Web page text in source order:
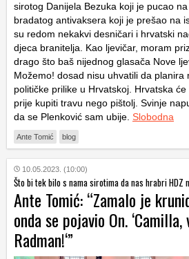
sirotog Danijela Bezuka koji je pucao
bradatog antivaksera koji je prešao na
su redom nekakvi desničari i hrvatski
djeca branitelja. Kao ljevičar, moram
drago što baš nijednog glasača Nove
Možemo! dosad nisu uhvatili da planira
političke prilike u Hrvatskoj. Hrvatska
prije kupiti travu nego pištolj. Svinje
da se Plenković sam ubije. Slobodna
Ante Tomić blog
10.05.2023. (10:00)
Što bi tek bilo s nama sirotima da nas hrabri HDZ
Ante Tomić: “Zamalo je
onda se pojavio On.
Radman!‘”